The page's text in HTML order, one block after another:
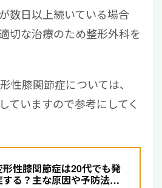
数日以上続いている場合
切な治療のため整形外科を
性膝関節症については、
ていますので参考にしてく
形性膝関節症は20代でも発
する？主な原因や予防法、